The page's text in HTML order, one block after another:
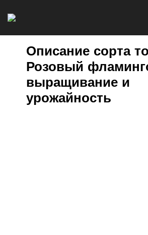
Описание сорта
Розовый
выращивание и
урожайность